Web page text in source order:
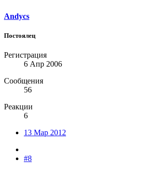
Andycs
Постоялец
Регистрация
6 Апр 2006
Сообщения
56
Реакции
6
13 Мар 2012
#8